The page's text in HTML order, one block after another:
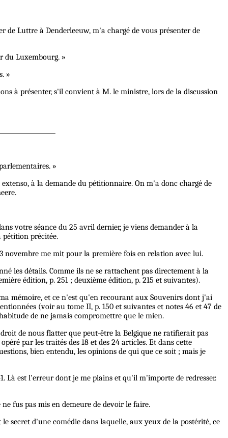
de Luttre à Denderleeuw, m'a chargé de vous présenter de
du Luxembourg. »
»
à présenter, s'il convient à M. le ministre, lors de la discussion
»
à la demande du pétitionnaire. On m'a donc chargé de
votre séance du 25 avril dernier, je viens demander à la
pétition précitée.
novembre me mit pour la première fois en relation avec lui.
les détails. Comme ils ne se rattachent pas directement à la
édition, p. 251 ; deuxième édition, p. 215 et suivantes).
mémoire, et ce n'est qu'en recourant aux Souvenirs dont j'ai
(voir au tome II, p. 150 et suivantes et notes 46 et 47 de
de ne jamais compromettre que le mien.
de nous flatter que peut-être la Belgique ne ratifierait pas
par les traités des 18 et des 24 articles. Et dans cette
bien entendu, les opinions de qui que ce soit ; mais je
Là est l'erreur dont je me plains et qu'il m'importe de redresser.
fus pas mis en demeure de devoir le faire.
secret d'une comédie dans laquelle, aux yeux de la postérité, ce